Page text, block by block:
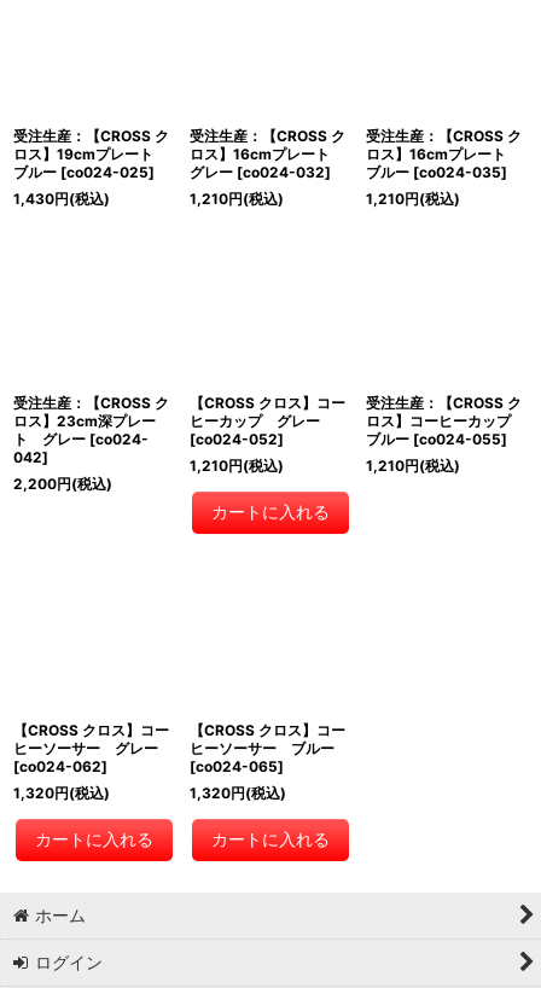
受注生産：【CROSS ク
ロス】19cmプレート
ブルー [co024-025]
1,430円(税込)
受注生産：【CROSS ク
ロス】16cmプレート
グレー [co024-032]
1,210円(税込)
受注生産：【CROSS ク
ロス】16cmプレート
ブルー [co024-035]
1,210円(税込)
受注生産：【CROSS ク
ロス】23cm深プレー
ト グレー [co024-
042]
2,200円(税込)
【CROSS クロス】コー
ヒーカップ グレー
[co024-052]
1,210円(税込)
カートに入れる
受注生産：【CROSS ク
ロス】コーヒーカップ
ブルー [co024-055]
1,210円(税込)
【CROSS クロス】コー
ヒーソーサー グレー
[co024-062]
1,320円(税込)
カートに入れる
【CROSS クロス】コー
ヒーソーサー ブルー
[co024-065]
1,320円(税込)
カートに入れる
ホーム
ログイン